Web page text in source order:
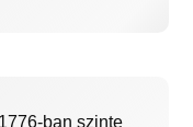
ban szinte